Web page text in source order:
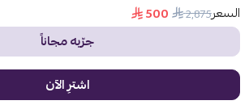
السعر2٬875
500
جرّبه مجاناً
اشترِ الآن